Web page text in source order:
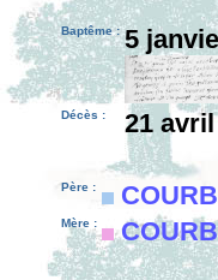
Baptême : 5
Décès : 21
Père :
Mère :